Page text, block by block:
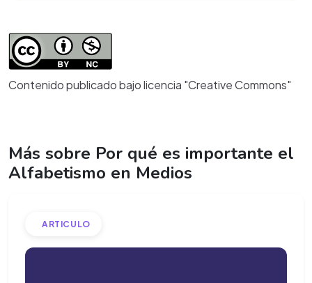
Contenido publicado bajo licencia "Creative Commons"
Más sobre Por qué es importante el
Alfabetismo en Medios
ARTICULO